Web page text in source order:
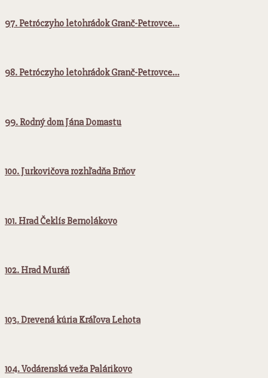
97. Petróczyho letohrádok Granč-Petrovce…
98. Petróczyho letohrádok Granč-Petrovce…
99. Rodný dom Jána Domastu
100. Jurkovičova rozhľadňa Brňov
101. Hrad Čeklís Bernolákovo
102. Hrad Muráň
103. Drevená kúria Kráľova Lehota
104. Vodárenská veža Palárikovo